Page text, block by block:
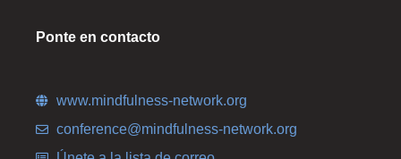
Ponte en contacto
www.mindfulness-network.org
conference@mindfulness-network.org